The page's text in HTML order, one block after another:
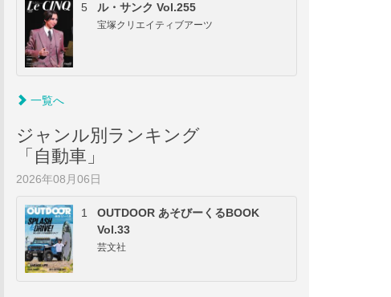
5 ル・サンク Vol.255
宝塚クリエイティブアーツ
一覧へ
ジャンル別ランキング
「自動車」
2026年08月06日
1
OUTDOOR あそびーくるBOOK
Vol.33
芸文社